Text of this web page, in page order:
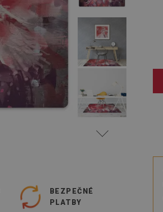
BEZPEČNÉ
PLATBY